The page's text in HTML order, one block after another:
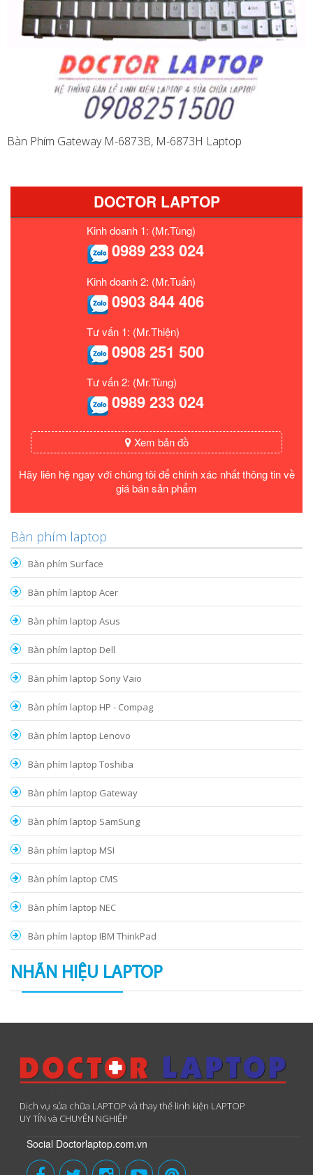
Bàn Phím Gateway M-6873B, M-6873H Laptop
DOCTOR LAPTOP
Kinh doanh 1: (Mr.Tùng)
0989 233 024
Kinh doanh 2: (Mr.Tuấn)
0903 844 406
Tư vấn 1: (Mr.Thiện)
0908 251 500
Tư vấn 2: (Mr.Tùng)
0989 233 024
Xem bản đồ
Hãy liên hệ ngay với chúng tôi để chính xác nhất thông tin về
giá bán sản phẩm
Bàn phím laptop
Bàn phím Surface
Bàn phím laptop Acer
Bàn phím laptop Asus
Bàn phím laptop Dell
Bàn phím laptop Sony Vaio
Bàn phím laptop HP - Compag
Bàn phím laptop Lenovo
Bàn phím laptop Toshiba
Bàn phím laptop Gateway
Bàn phím laptop SamSung
Bàn phím laptop MSI
Bàn phím laptop CMS
Bàn phím laptop NEC
Bàn phím laptop IBM ThinkPad
NHÃN HIỆU LAPTOP
Dịch vụ sửa chữa LAPTOP và thay thế linh kiện LAPTOP
UY TÍN và CHUYÊN NGHIỆP
Social Doctorlaptop.com.vn